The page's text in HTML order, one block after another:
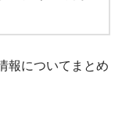
報についてまとめ